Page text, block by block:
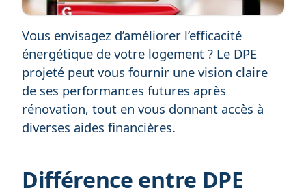
Vous envisagez d’améliorer l’efficacité
énergétique de votre logement ? Le DPE
projeté peut vous fournir une vision claire
de ses performances futures après
rénovation, tout en vous donnant accès à
diverses aides financières.
Différence entre DPE